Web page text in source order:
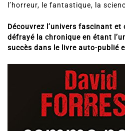
l’horreur, le fantastique, la
Découvrez l’univers fascinant et
défrayé la chronique en étant
succès dans le livre auto-publié